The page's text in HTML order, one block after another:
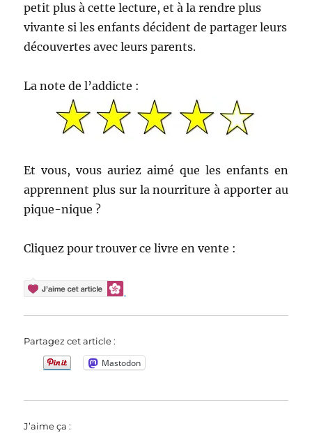
petit plus à cette lecture, et à la rendre plus
vivante si les enfants décident de partager leurs
découvertes avec leurs parents.
La note de l’addicte :
Et vous, vous auriez aimé que les enfants en
apprennent plus sur la nourriture à apporter au
pique-nique ?
Cliquez pour trouver ce livre en vente :
Partagez cet article :
Mastodon
J’aime ça :